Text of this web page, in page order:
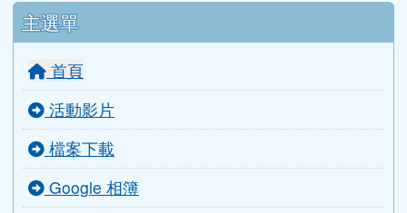
主選單
首頁
活動影片
檔案下載
Google 相簿